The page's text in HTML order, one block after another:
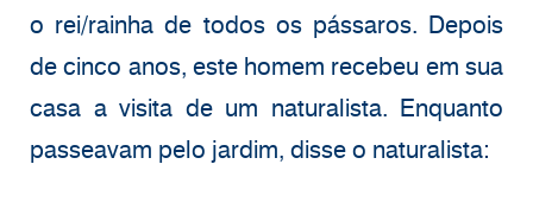
o rei/rainha de todos os pássaros. Depois
de cinco anos, este homem recebeu em sua
casa a visita de um naturalista. Enquanto
passeavam pelo jardim, disse o naturalista: